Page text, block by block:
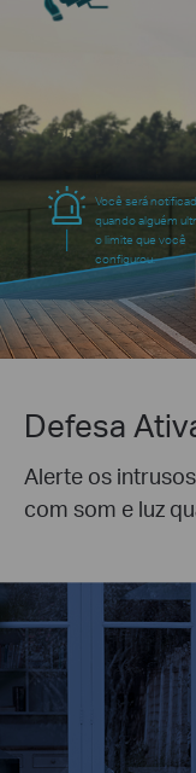
Você será
quando alguém
o limite que você
configurou.
Defesa
Alerte os
com som e luz